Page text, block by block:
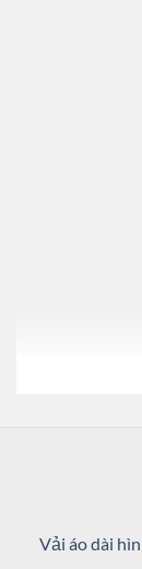
Vải áo dài